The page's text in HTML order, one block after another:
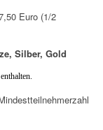
Euro (1/2
Silber, Gold